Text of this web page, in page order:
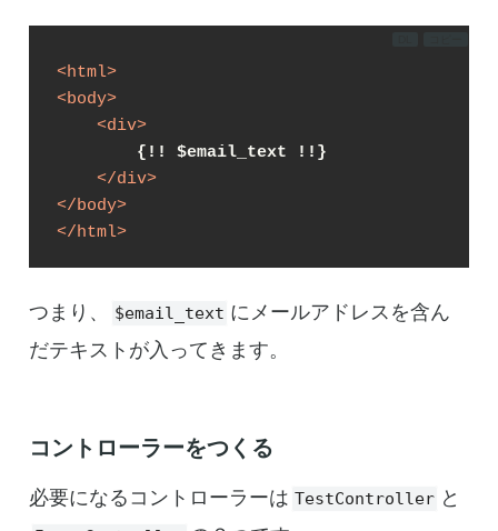
<html>
<body>
<div>
{!! $email_text !!}
</div>
</body>
</html>
つまり、 $email_text にメールアドレスを含ん
だテキストが入ってきます。
コントローラーをつくる
必要になるコントローラーは TestController と